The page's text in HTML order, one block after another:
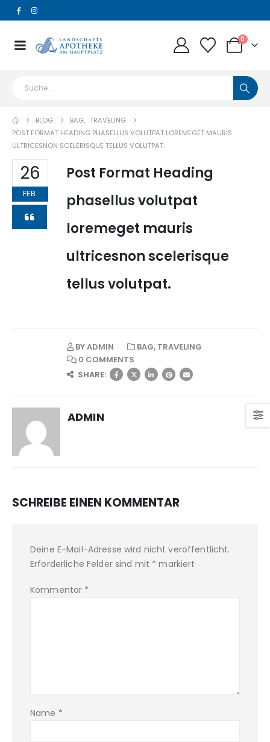
0
BLOG BAG, TRAVELING
POST FORMAT HEADING PHASELLUS VOLUTPAT LOREMEGET MAURIS
ULTRICESNON SCELERISQUE TELLUS VOLUTPAT.
26
FEB.
Post Format Heading
phasellus volutpat
loremeget mauris
ultricesnon scelerisque
tellus volutpat.
BYADMIN BAG, TRAVELING
0 COMMENTS
SHARE:
ADMIN
SCHREIBE EINEN KOMMENTAR
Deine E-Mail-Adresse wird nicht veröffentlicht.
Erforderliche Felder sind mit * markiert
Kommentar *
Name *